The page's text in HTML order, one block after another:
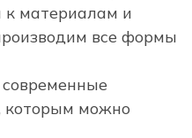
к материалам и
все формы
которым можно